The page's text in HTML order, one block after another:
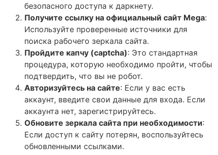
безопасного доступа к даркнету.
Получите ссылку на официальный сайт Mega:
Используйте проверенные источники для
поиска рабочего зеркала сайта.
Пройдите капчу (captcha): Это стандартная
процедура, которую необходимо пройти, чтобы
подтвердить, что вы не робот.
Авторизуйтесь на сайте: Если у вас есть
аккаунт, введите свои данные для входа. Если
аккаунта нет, зарегистрируйтесь.
Обновите зеркала сайта при необходимости:
Если доступ к сайту потерян, воспользуйтесь
обновленными ссылками.